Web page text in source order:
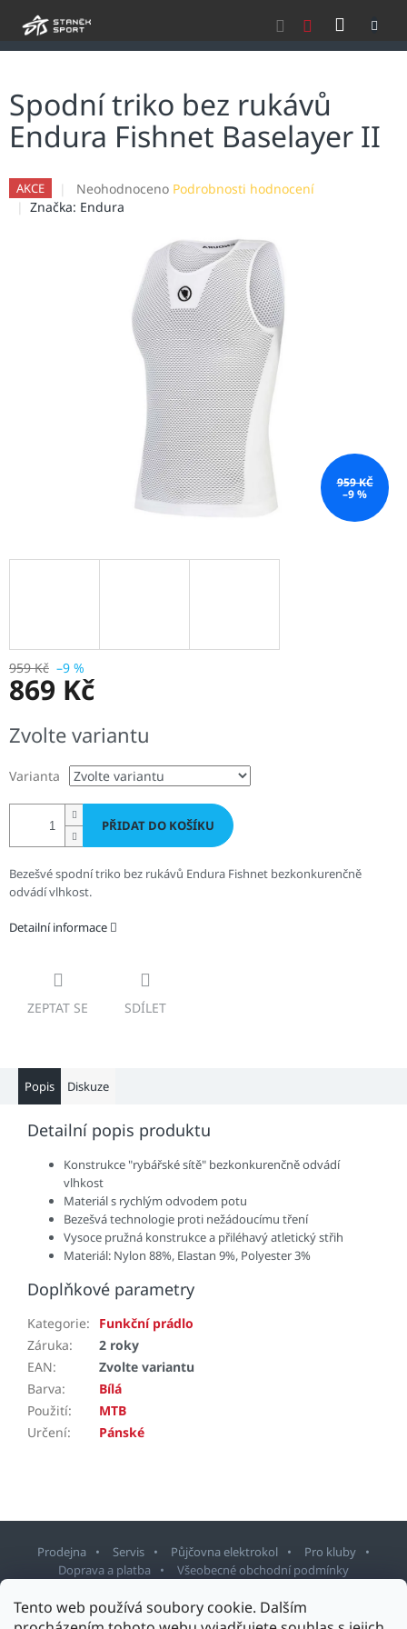
Tento web používá soubory cookie. Dalším
Spodní triko bez rukávů
Endura Fishnet Baselayer II
AKCE
Průměrné
hodnocení
hvězdiček.
Neohodnoceno Podrobnosti hodnocení
Značka: Endura
959 KČ
–9 %
959 Kč –9 %
869 Kč
cena:
Zvolte variantu
Varianta
PŘIDAT DO KOŠÍKU
Bezešvé spodní triko bez rukávů Endura Fishnet bezkonkurenčně
odvádí vlhkost.
Detailní informace
ZEPTAT SE SDÍLET
Popis Diskuze
Detailní popis produktu
Konstrukce "rybářské sítě" bezkonkurenčně odvádí
vlhkost
Materiál s rychlým odvodem potu
Bezešvá technologie proti nežádoucímu tření
Vysoce pružná konstrukce a přiléhavý atletický střih
Materiál: Nylon 88%, Elastan 9%, Polyester 3%
Doplňkové parametry
Kategorie:
Funkční prádlo
Záruka:
2 roky
EAN:
Zvolte variantu
Barva:
Bílá
Použití:
MTB
Určení: Pánské
Prodejna Servis Půjčovna elektrokol
Pro kluby
Doprava a platba
Všeobecné obchodní podmínky